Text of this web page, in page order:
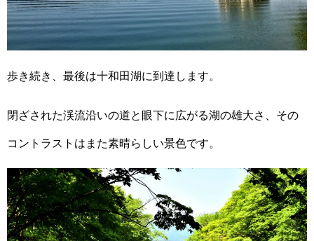
歩き続き、最後は十和田湖に到達します。
閉ざされた渓流沿いの道と眼下に広がる湖の雄大さ、その
コントラストはまた素晴らしい景色です。